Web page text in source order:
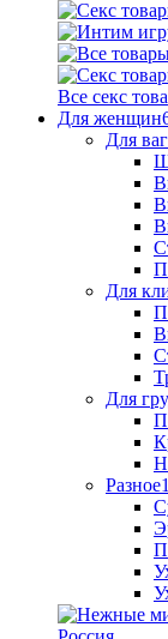
Все секс
Для женщин
Для
Для
Для
Разное